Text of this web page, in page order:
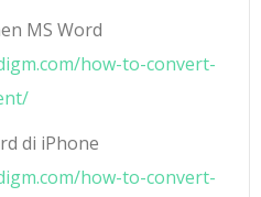
MS Word
how-to-convert-
di iPhone
how-to-convert-